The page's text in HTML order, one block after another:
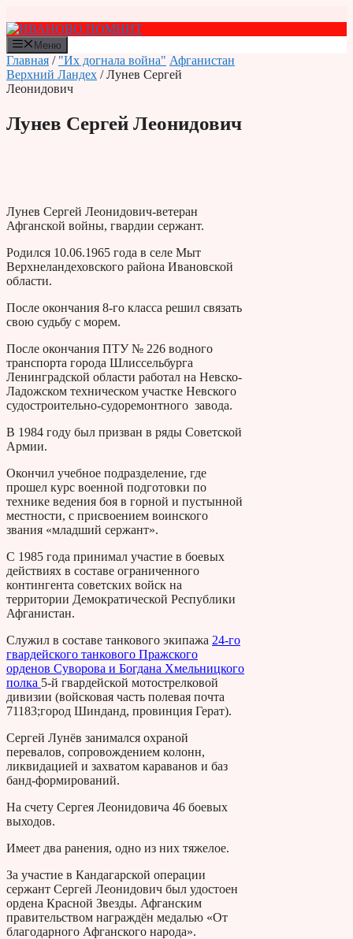
к
содержимому
Меню
Главная / "Их догнала война" Афганистан
Верхний Ландех / Лунев Сергей
Леонидович
Лунев Сергей Леонидович
Лунев Сергей Леонидович-ветеран
Афганской войны, гвардии сержант.
Родился 10.06.1965 года в селе Мыт
Верхнеландеховского района Ивановской
области.
После окончания 8-го класса решил связать
свою судьбу с морем.
После окончания ПТУ № 226 водного
транспорта города Шлиссельбурга
Ленинградской области работал на Невско-
Ладожском техническом участке Невского
судостроительно-судоремонтного завода.
В 1984 году был призван в ряды Советской
Армии.
Окончил учебное подразделение, где
прошел курс военной подготовки по
технике ведения боя в горной и пустынной
местности, с присвоением воинского
звания «младший сержант».
С 1985 года принимал участие в боевых
действиях в составе ограниченного
контингента советских войск на
территории Демократической Республики
Афганистан.
Служил в составе танкового экипажа 24-го
гвардейского танкового Пражского
орденов Суворова и Богдана Хмельницкого
полка 5-й гвардейской мотострелковой
дивизии (войсковая часть полевая почта
71183;город Шинданд, провинция Герат).
Сергей Лунёв занимался охраной
перевалов, сопровождением колонн,
ликвидацией и захватом караванов и баз
банд-формирований.
На счету Сергея Леонидовича 46 боевых
выходов.
Имеет два ранения, одно из них тяжелое.
За участие в Кандагарской операции
сержант Сергей Леонидович был удостоен
ордена Красной Звезды. Афганским
правительством награждён медалью «От
благодарного Афганского народа».